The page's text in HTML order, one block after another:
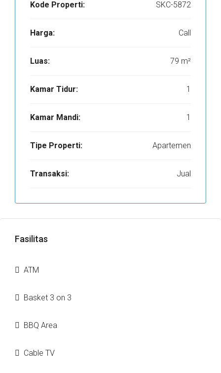
Kode Properti: SKC-5872
Harga: Call
Luas: 79 m²
Kamar Tidur: 1
Kamar Mandi: 1
Tipe Properti: Apartemen
Transaksi: Jual
Fasilitas
ATM
Basket 3 on 3
BBQ Area
Cable TV